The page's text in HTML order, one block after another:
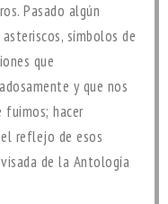
Pasado algún
símbolos de
que
y que nos
fuimos; hacer
reflejo de esos
de la Antología